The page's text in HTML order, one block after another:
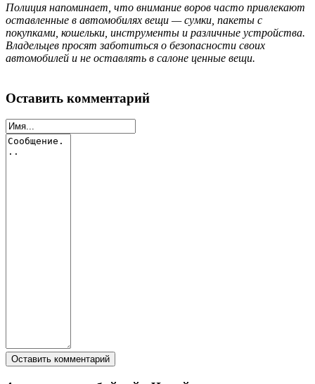
Полиция напоминает, что внимание воров часто привлекают
оставленные в автомобилях вещи — сумки, пакеты с
покупками, кошельки, инструменты и различные устройства.
Владельцев просят заботиться о безопасности своих
автомобилей и не оставлять в салоне ценные вещи.
Оставить комментарий